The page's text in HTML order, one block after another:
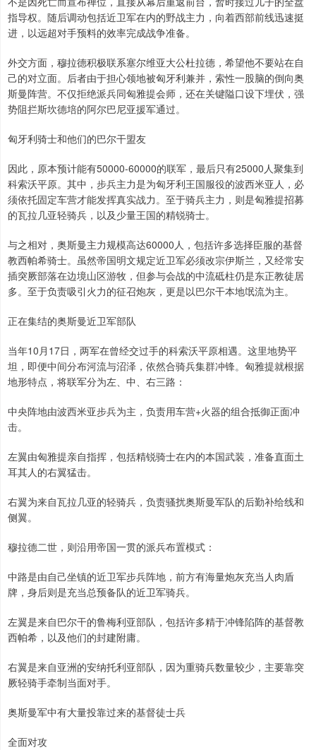
指导权。随后调动包括近卫军在内的野战主力，向着西部前线迅速挺
进，以远超对手预料的效率完成战争准备。
外交方面，穆拉德积极联系塞尔维亚大公杜拉德，希望他不要站在自
己的对立面。后者由于担心领地被匈牙利兼并，索性一股脑的倒向奥
斯曼阵营。不仅拒绝派兵同匈雅提会师，还在关键隘口设下埋伏，强
势阻拦斯坎德培的阿尔巴尼亚援军通过。
匈牙利骑士和他们的巴尔干盟友
因此，原本预计能有50000-60000的联军，最后只有25000人聚集到
科索沃平原。其中，步兵主力是为匈牙利王国服役的波西米亚人，必
须依托固定车营才能发挥真实战力。至于骑兵主力，则是匈雅提招募
的瓦拉几亚轻骑兵，以及少量王国的精锐骑士。
与之相对，奥斯曼主力规模高达60000人，包括许多选择臣服的基督
教西帕希骑士。虽然帝国明文规定近卫军必须改宗伊斯兰，又经常安
插突厥部落在边境山区游牧，但参与会战的中流砥柱仍是东正教徒居
多。至于负责吸引火力的征召炮灰，更是以巴尔干本地氓流为主。
正在集结的奥斯曼近卫军部队
当年10月17日，两军在曾经交过手的科索沃平原相遇。这里地势平
坦，即便中间分布河流与沼泽，依然合骑兵集群冲锋。匈雅提就根据
地形特点，将联军分为左、中、右三路：
中央阵地由波西米亚步兵为主，负责用车营+火器的组合抵御正面冲
击。
左翼由匈雅提亲自指挥，包括精锐骑士在内的本国武装，准备直面土
耳其人的右翼猛击。
右翼为来自瓦拉几亚的轻骑兵，负责骚扰奥斯曼军队的后勤补给线和
侧翼。
穆拉德二世，则沿用帝国一贯的派兵布置模式：
中路是由自己坐镇的近卫军步兵阵地，前方有海量炮灰充当人肉盾
牌，身后则是充当总预备队的近卫军骑兵。
左翼是来自巴尔干的鲁梅利亚部队，包括许多精于冲锋陷阵的基督教
西帕希，以及他们的封建附庸。
右翼是来自亚洲的安纳托利亚部队，因为重骑兵数量较少，主要靠突
厥轻骑手牵制当面对手。
奥斯曼军中有大量投靠过来的基督徒士兵
全面对攻